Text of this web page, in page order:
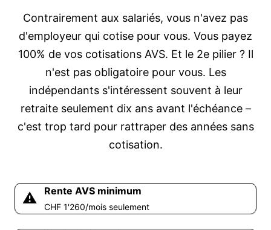
Contrairement aux salariés, vous n'avez pas
d'employeur qui cotise pour vous. Vous payez
100% de vos cotisations AVS. Et le 2e pilier ? Il
n'est pas obligatoire pour vous. Les
indépendants s'intéressent souvent à leur
retraite seulement dix ans avant l'échéance –
c'est trop tard pour rattraper des années sans
cotisation.
⚠️ Rente AVS minimum
CHF 1'260/mois seulement